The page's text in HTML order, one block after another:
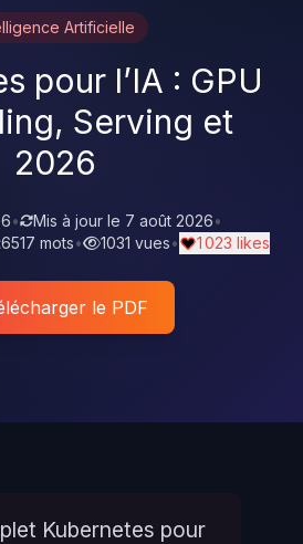
Artificielle
pour l’IA : GPU
Serving et
2026
• Mis à jour le 7 août 2026•
6517 mots• 1031 vues• 1 023 likes
le PDF
Kubernetes pour